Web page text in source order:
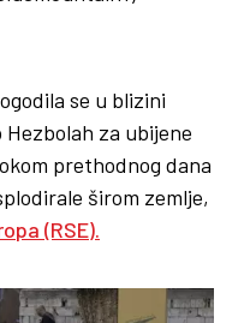
se u blizini
za ubijene
prethodnog dana
širom zemlje,
(RSE).